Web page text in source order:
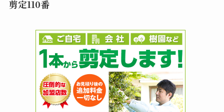
剪定110番